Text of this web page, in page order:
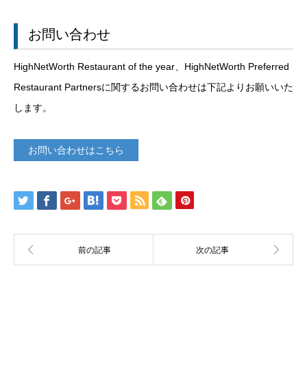
お問い合わせ
HighNetWorth Restaurant of the year、HighNetWorth Preferred
Restaurant Partnersに関するお問い合わせは下記よりお願いいた
します。
お問い合わせはこちら